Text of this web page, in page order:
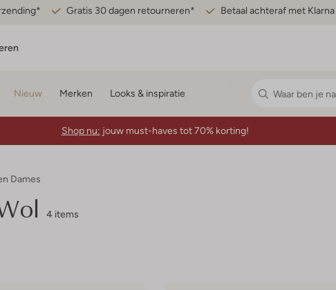
Gratis 30 dagen retourneren* Betaal achteraf met Klarna
Nieuw Merken Looks & inspiratie
Shop nu: jouw must-haves tot 70% korting!
Dames
4 items